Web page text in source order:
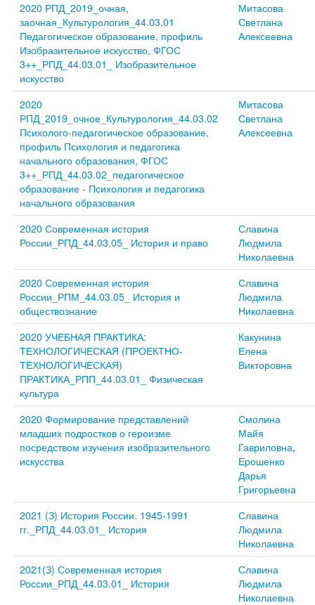
2020 РПД_2019_очная,
заочная_Культурология_44.03.01
Педагогическое образование, профиль
Изобразительное искусство, ФГОС
3++_РПД_44.03.01_ Изобразительное
искусство
Митасова
Светлана
Алексеевна
2020
РПД_2019_очное_Культурология_44.03.02
Психолого-педагогическое образование,
профиль Психология и педагогика
начального образования, ФГОС
3++_РПД_44.03.02_педагогическое
образование - Психология и педагогика
начального образования
Митасова
Светлана
Алексеевна
2020 Современная история
России_РПД_44.03.05_ История и право
Славина
Людмила
Николаевна
2020 Современная история
России_РПМ_44.03.05_ История и
обществознание
Славина
Людмила
Николаевна
2020 УЧЕБНАЯ ПРАКТИКА:
ТЕХНОЛОГИЧЕСКАЯ (ПРОЕКТНО-
ТЕХНОЛОГИЧЕСКАЯ)
ПРАКТИКА_РПП_44.03.01_ Физическая
культура
Какунина
Елена
Викторовна
2020 Формирование представлений
младших подростков о героизме
посредством изучения изобразительного
искусства
Смолина
Майя
Гавриловна,
Ерошенко
Дарья
Григорьевна
2021 (З) История России. 1945-1991
гг._РПД_44.03.01_ История
Славина
Людмила
Николаевна
2021(З) Современная история
России_РПД_44.03.01_ История
Славина
Людмила
Николаевна